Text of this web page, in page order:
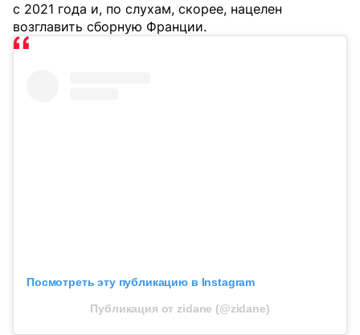
с 2021 года и, по слухам, скорее, нацелен
возглавить сборную Франции.
Посмотреть эту публикацию в Instagram
Публикация от zidane (@zidane)